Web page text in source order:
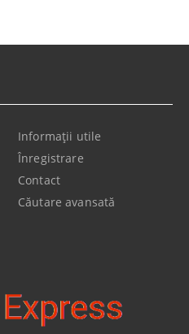
Informaţii utile
Înregistrare
Contact
Căutare avansată